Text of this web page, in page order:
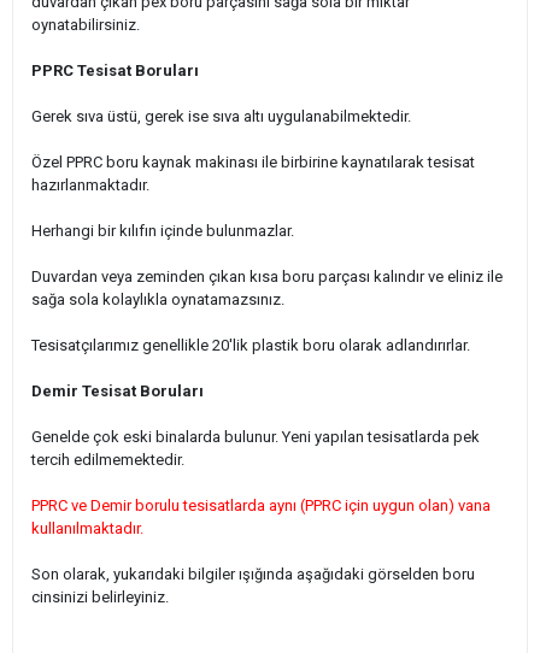
oynatabilirsiniz.
PPRC Tesisat Boruları
Gerek sıva üstü, gerek ise sıva altı uygulanabilmektedir.
Özel PPRC boru kaynak makinası ile birbirine kaynatılarak tesisat
hazırlanmaktadır.
Herhangi bir kılıfın içinde bulunmazlar.
Duvardan veya zeminden çıkan kısa boru parçası kalındır ve eliniz ile
sağa sola kolaylıkla oynatamazsınız.
Tesisatçılarımız genellikle 20'lik plastik boru olarak adlandırırlar.
Demir Tesisat Boruları
Genelde çok eski binalarda bulunur. Yeni yapılan tesisatlarda pek
tercih edilmemektedir.
PPRC ve Demir borulu tesisatlarda aynı (PPRC için uygun olan) vana
kullanılmaktadır.
Son olarak, yukarıdaki bilgiler ışığında aşağıdaki görselden boru
cinsinizi belirleyiniz.